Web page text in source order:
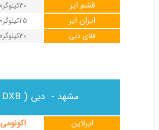
30کیلوگرم قشم ایر
25کیلوگرم ایران ایر
30کیلوگرم فلای دبی
مشهد - دبی ( DXB ) - مشهد
اکونومی ایرلاین